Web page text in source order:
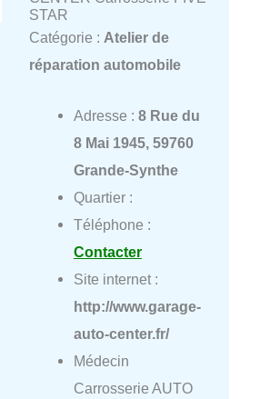
STAR
Catégorie : Atelier de
réparation automobile
Adresse : 8 Rue du
8 Mai 1945, 59760
Grande-Synthe
Quartier :
Téléphone :
Contacter
Site internet :
http://www.garage-
auto-center.fr/
Médecin
Carrosserie AUTO